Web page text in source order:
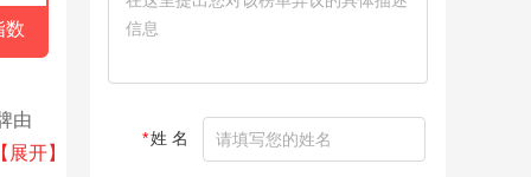
数
由
狗
【展开】
*姓 名